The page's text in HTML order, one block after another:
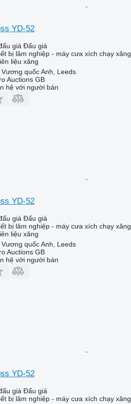
YD-52
Đấu giá
bị lâm nghiệp - máy cưa xích chạy xăng
liệu xăng
Vương quốc Anh, Leeds
Auctions GB
hệ với người bán
YD-52
Đấu giá
bị lâm nghiệp - máy cưa xích chạy xăng
liệu xăng
Vương quốc Anh, Leeds
Auctions GB
hệ với người bán
YD-52
Đấu giá
bị lâm nghiệp - máy cưa xích chạy xăng